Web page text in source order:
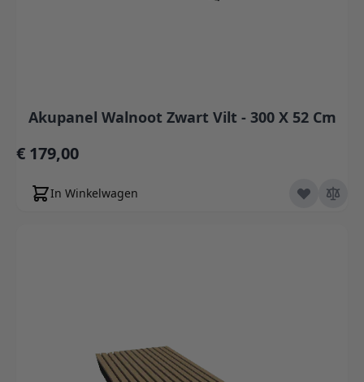
Akupanel Walnoot Zwart Vilt - 300 X 52 Cm
€ 179,00
In Winkelwagen